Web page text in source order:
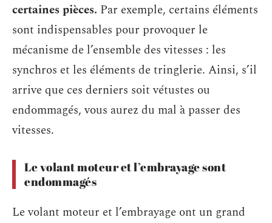
certaines pièces. Par exemple, certains éléments
sont indispensables pour provoquer le
mécanisme de l’ensemble des vitesses : les
synchros et les éléments de tringlerie. Ainsi, s’il
arrive que ces derniers soit vétustes ou
endommagés, vous aurez du mal à passer des
vitesses.
Le volant moteur et l’embrayage sont
endommagés
Le volant moteur et l’embrayage ont un grand